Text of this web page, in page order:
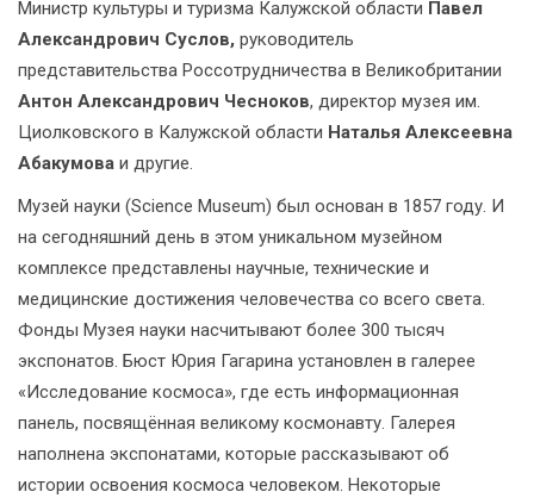
Министр культуры и туризма Калужской области Павел
Александрович Суслов, руководитель
представительства Россотрудничества в Великобритании
Антон Александрович Чесноков, директор музея им.
Циолковского в Калужской области Наталья Алексеевна
Абакумова и другие.
Музей науки (Science Museum) был основан в 1857 году. И
на сегодняшний день в этом уникальном музейном
комплексе представлены научные, технические и
медицинские достижения человечества со всего света.
Фонды Музея науки насчитывают более 300 тысяч
экспонатов. Бюст Юрия Гагарина установлен в галерее
«Исследование космоса», где есть информационная
панель, посвящённая великому космонавту. Галерея
наполнена экспонатами, которые рассказывают об
истории освоения космоса человеком. Некоторые